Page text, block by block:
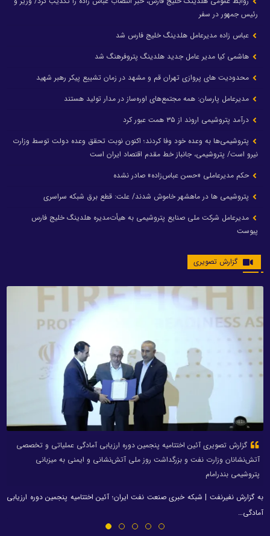
رئیس جمهور در سفر
عباس زاده مدیرعامل هلدینگ خلیج فارس شد
هاشمی کیا مدیر عامل جدید هلدینگ پتروفرهنگ شد
محدودیت های پروازی تهران قم و مشهد در زمان تشییع پیکر رهبر شهید
مدیرعامل پارسان: همه مجتمع‌های اوره‌ساز در مدار تولید هستند
درآمد پتروشیمی اروند از ۳۵ همت عبور کرد
پتروشیمی‌ها به وعده خود وفا کردند؛ اکنون نوبت تحقق وعده دولت توسط وزارت
نیرو است/ پتروشیمی، جانباز خط مقدم اقتصاد ایران است
حکم مدیرعاملی «حسن عباس‌زاده» صادر نشده
پتروشیمی ها در ماهشهر خاموش شدند/ علت: قطع برق شبکه سراسری
مدیرعامل شرکت ملی صنایع پتروشیمی به هیأت‌مدیره هلدینگ خلیج فارس
پیوست
گزارش تصویری
گزارش تصویری آئین اختتامیه پنجمین دوره ارزیابی آمادگی عملیاتی و تخصصی
آتش‌نشانان وزارت نفت و بزرگداشت روز ملی آتش‌نشانی و ایمنی به میزبانی
پتروشیمی بندرامام
به گزارش نفیرنفت | شبکه خبری صنعت نفت ایران؛ آئین اختتامیه پنجمین دوره ارزیابی
آمادگی…